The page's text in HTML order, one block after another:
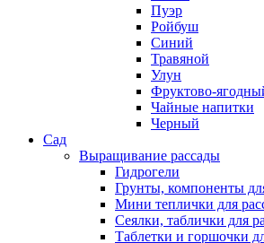
Пуэр
Ройбуш
Синий
Травяной
Улун
Фруктово-
Чайные напитки
Черный
Сад
Выращивание рассады
Гидрогели
Грунты, компоненты
Мини теплички для
Сеялки, таблички для
Таблетки и горшочки